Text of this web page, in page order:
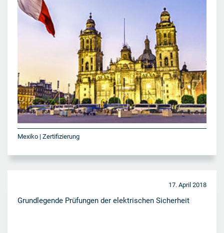
Mexiko | Zertifizierung
17. April 2018
Grundlegende Prüfungen der elektrischen Sicherheit